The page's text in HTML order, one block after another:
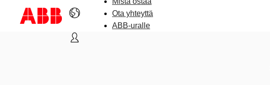
Ota yhteyttä
ABB-uralle